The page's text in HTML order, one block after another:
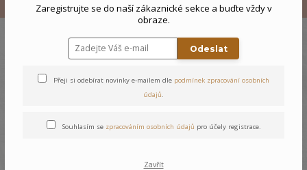
Vše Kojenecký komplet Medvídci
Kojenecký komplet Medvídci
Zaregistrujte se do naší zákaznické sekce a buďte vždy v
obraze.
Odeslat
Přeji si odebírat novinky e-mailem dle podmínek zpracování osobních
údajů.
Souhlasím se zpracováním osobních údajů pro účely registrace.
Zavřít